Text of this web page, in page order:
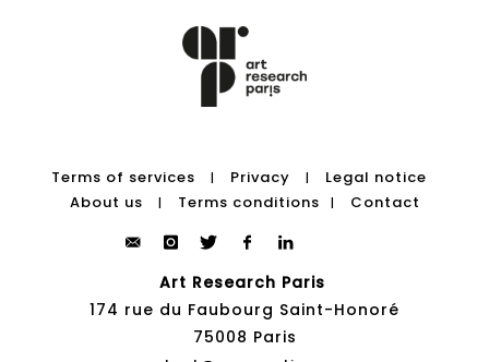
Terms of services | Privacy |
Legal notice
About us
| Terms conditions | Contact
Art Research Paris
174 rue du Faubourg Saint-Honoré
75008 Paris